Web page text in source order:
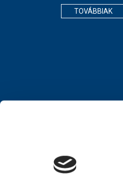
TOVÁBBIAK